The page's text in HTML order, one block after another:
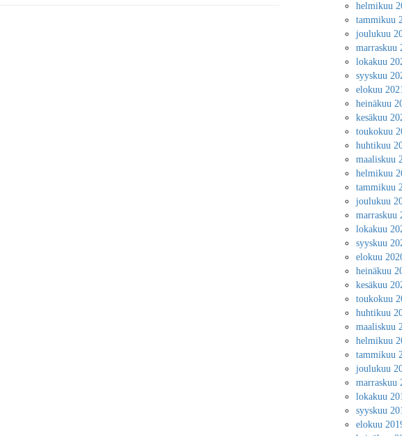
helmikuu
tammikuu
joulukuu
marraskuu
lokakuu
syyskuu
elokuu
heinäkuu
kesäkuu
toukokuu
huhtikuu
maaliskuu
helmikuu
tammikuu
joulukuu
marraskuu
lokakuu
syyskuu
elokuu
heinäkuu
kesäkuu
toukokuu
huhtikuu
maaliskuu
helmikuu
tammikuu
joulukuu
marraskuu
lokakuu
syyskuu
elokuu